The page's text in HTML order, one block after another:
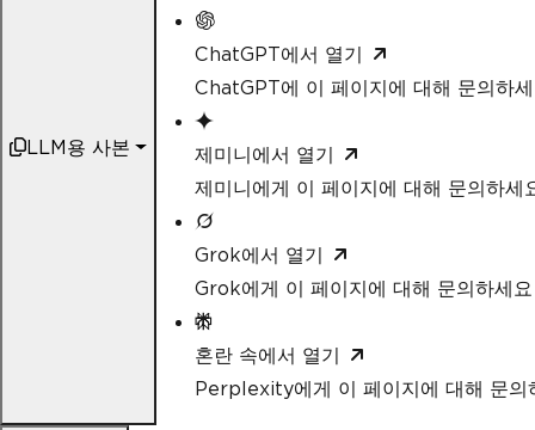
LLM용 사본
ChatGPT에서 열기
ChatGPT에 이 페이지에 대해 문의하
제미니에서 열기
제미니에게 이 페이지에 대해 문의하세
Grok에서 열기
Grok에게 이 페이지에 대해 문의하세요
혼란 속에서 열기
Perplexity에게 이 페이지에 대해 문의